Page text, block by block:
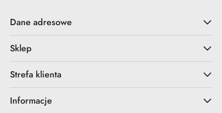
Dane adresowe
Sklep
Strefa klienta
Informacje